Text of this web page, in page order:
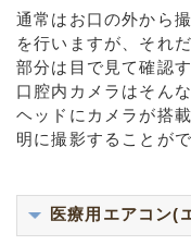
通常はお口の外から
を行いますが、それ
部分は目で見て確認
口腔内カメラはそん
ヘッドにカメラが搭
明に撮影することがで
医療用エアコン(